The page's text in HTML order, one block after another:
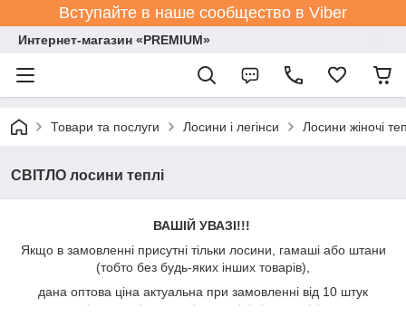
Вступайте в наше сообщество в Viber
Интернет-магазин «PREMIUM»
Товари та послуги Лосини і легінси Лосини жіночі
СВІТЛО лосини теплі
ВАШІЙ УВАЗІ!!!
Якщо в замовленні присутні тільки лосини, гамаші або штани
(тобто без будь-яких інших товарів),
дана оптова ціна актуальна при замовленні від 10 штук
(можна різних видів, розмірів і кольорів)